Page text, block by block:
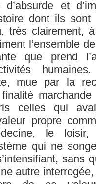
et
dont ils
très clairement,
l’ensemble
que prend
mue par la
celles qui
propre
le
qui ne
sans
autre